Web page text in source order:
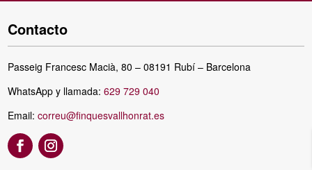
Contacto
Passeig Francesc Macià, 80 – 08191 Rubí – Barcelona
WhatsApp y llamada:629 729 040
Email:correu@finquesvallhonrat.es